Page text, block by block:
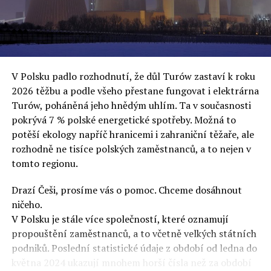
oslovuje své voliče, bublinu šílenců, kteří mu všechno
uvěří a nebudou se ptát na podrobnosti,“ řekl Rafał
Ziemkiewicz, redaktor týdeníku Do Rzeczy a ironicky
dodal: „Když se nynějšímu vedení státního hřebčince
podařilo prodat na aukci 10 plemenných koní za 600
000 euro, bylo to provládními médii oslavované jako
velký úspěch. Za vlády PiS se 14 koní prodalo za 2,5
milionu euro, což bylo stejnou mediální partou
komentováno jako konec polského chovu koní. Ve vidění
kontrolorů činnosti PiS ale určitě šlo při prodeji koní o
praní peněz či jinou nelegální činnost.“
Tuskova čísla jsou ale ujetá i jinde, pokračoval
Ziemkiewicz. „Ve vládní aféře PiS kolem vydávání víz
Tusk tvrdil, že za vlády dnešní opozice se nelegálně
prodalo 600 000 víz do Polska. Byla na to dokonce
vytvořena parlamentní vyšetřovací komise, která přišla
ale pouze na to, že 220 víz do Polska bylo
prostřednictvím úplatků uspíšeno, tedy že víza byla
V Polsku padlo rozhodnutí, že důl Turów zastaví k roku
2026 těžbu a podle všeho přestane fungovat i elektrárna
Turów, poháněná jeho hnědým uhlím. Ta v současnosti
pokrývá 7 % polské energetické spotřeby. Možná to
potěší ekology napříč hranicemi i zahraniční těžaře, ale
rozhodně ne tisíce polských zaměstnanců, a to nejen v
tomto regionu.
Drazí Češi, prosíme vás o pomoc. Chceme dosáhnout
ničeho.
V Polsku je stále více společností, které oznamují
propouštění zaměstnanců, a to včetně velkých státních
podniků. Poslední statistické údaje z období od ledna do
května 2024 ukazují mnohem horší čísla než za období